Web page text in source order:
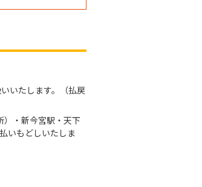
いたします。（払戻
）・新今宮駅・天下
いもどしいたしま